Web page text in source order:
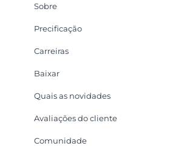
Sobre
Precificação
Carreiras
Baixar
Quais as novidades
Avaliações do cliente
Comunidade